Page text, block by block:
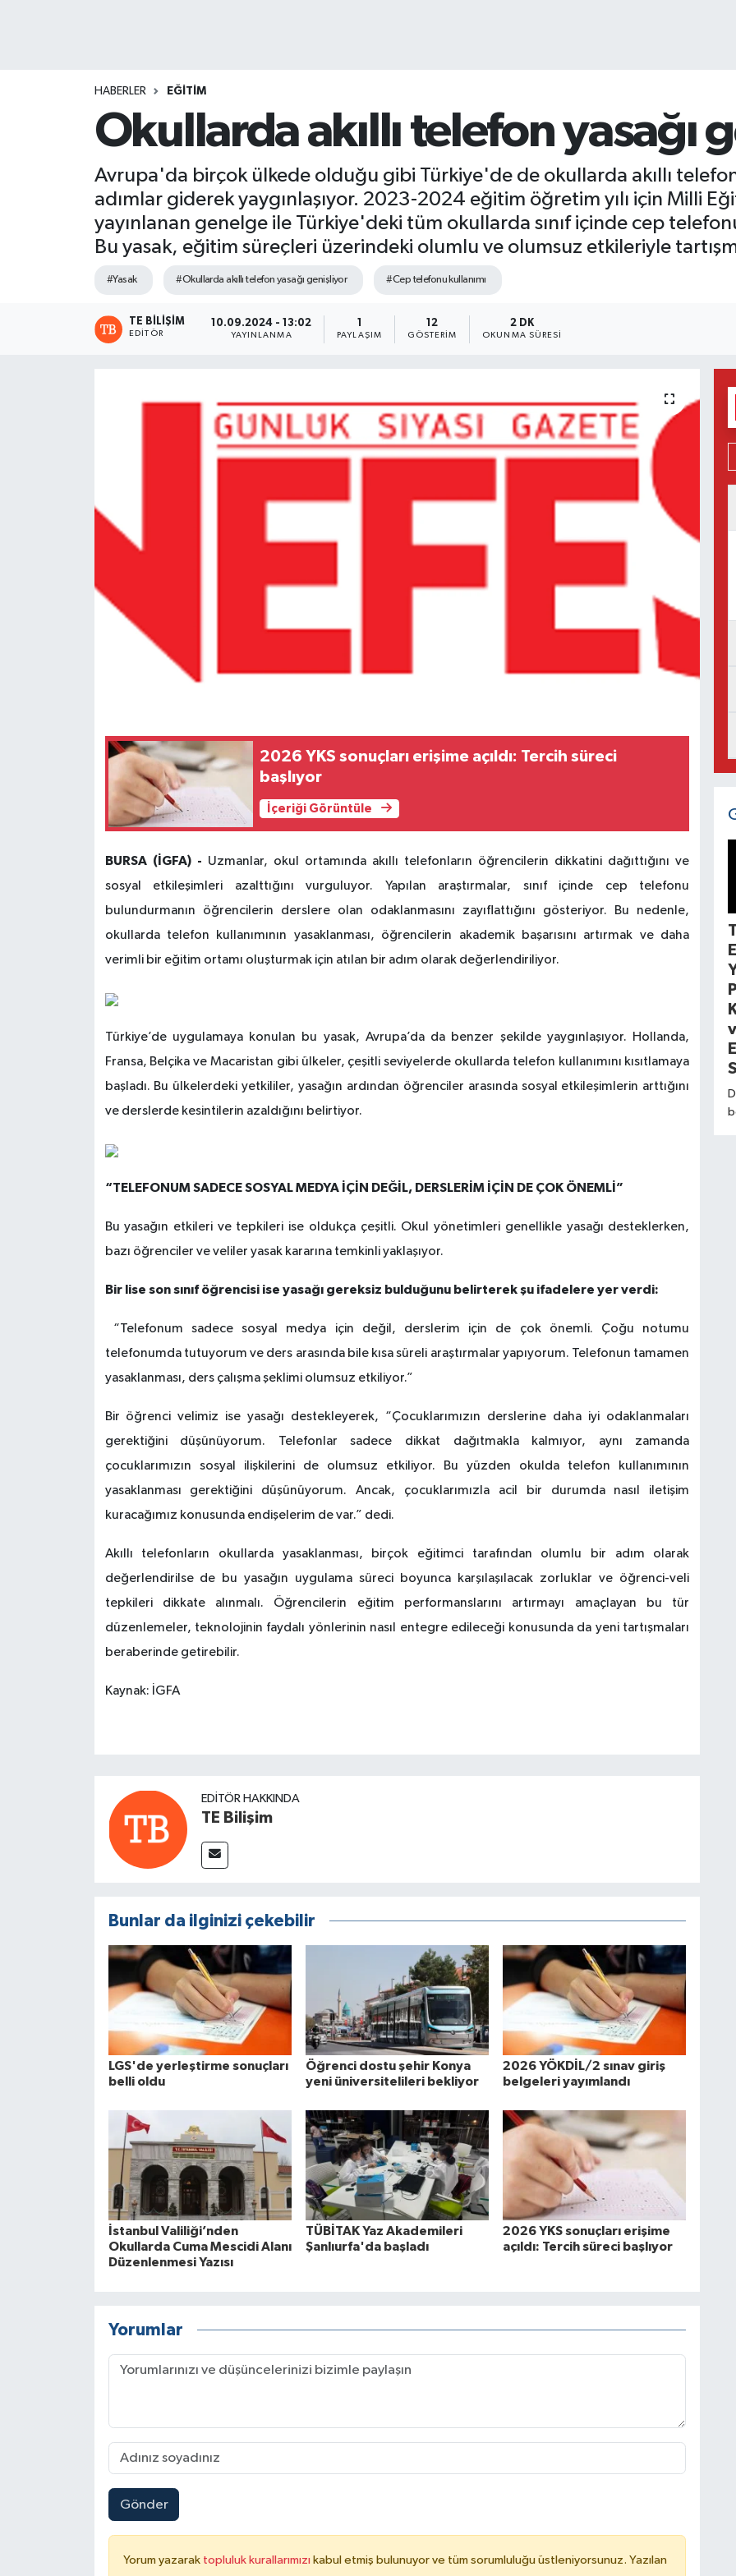
HABERLER EĞİTİM
Okullarda akıllı telefon yasağı
Avrupa'da birçok ülkede olduğu gibi Türkiye'de de okullarda akıllı
adımlar giderek yaygınlaşıyor. 2023-2024 eğitim öğretim yılı için Milli
yayınlanan genelge ile Türkiye'deki tüm okullarda sınıf içinde cep
Bu yasak, eğitim süreçleri üzerindeki olumlu ve olumsuz etkileriyle
#Yasak #Okullarda akıllı telefon yasağı genişliyor #Cep telefonu kullanımı
TE BILIŞIM
EDITÖR
10.09.2024 - 13:02
YAYINLANMA PAYLAŞIM
12
GÖSTERIM
2 DK
OKUNMA SÜRESI
2026 YKS sonuçları erişime açıldı: Tercih süreci
başlıyor
İçeriği Görüntüle
BURSA (İGFA) - Uzmanlar, okul ortamında akıllı telefonların öğrencilerin dikkatini dağıttığını ve
sosyal etkileşimleri azalttığını vurguluyor. Yapılan araştırmalar, sınıf içinde cep telefonu
bulundurmanın öğrencilerin derslere olan odaklanmasını zayıflattığını gösteriyor. Bu nedenle,
okullarda telefon kullanımının yasaklanması, öğrencilerin akademik başarısını artırmak ve daha
verimli bir eğitim ortamı oluşturmak için atılan bir adım olarak değerlendiriliyor.
Türkiye’de uygulamaya konulan bu yasak, Avrupa’da da benzer şekilde yaygınlaşıyor. Hollanda,
Fransa, Belçika ve Macaristan gibi ülkeler, çeşitli seviyelerde okullarda telefon kullanımını kısıtlamaya
başladı. Bu ülkelerdeki yetkililer, yasağın ardından öğrenciler arasında sosyal etkileşimlerin arttığını
ve derslerde kesintilerin azaldığını belirtiyor.
“TELEFONUM SADECE SOSYAL MEDYA İÇİN DEĞİL, DERSLERİM İÇİN DE ÇOK ÖNEMLİ”
Bu yasağın etkileri ve tepkileri ise oldukça çeşitli. Okul yönetimleri genellikle yasağı desteklerken,
bazı öğrenciler ve veliler yasak kararına temkinli yaklaşıyor.
Bir lise son sınıf öğrencisi ise yasağı gereksiz bulduğunu belirterek şu ifadelere yer verdi:
“Telefonum sadece sosyal medya için değil, derslerim için de çok önemli. Çoğu notumu
telefonumda tutuyorum ve ders arasında bile kısa süreli araştırmalar yapıyorum. Telefonun tamamen
yasaklanması, ders çalışma şeklimi olumsuz etkiliyor.”
Bir öğrenci velimiz ise yasağı destekleyerek, “Çocuklarımızın derslerine daha iyi odaklanmaları
gerektiğini düşünüyorum. Telefonlar sadece dikkat dağıtmakla kalmıyor, aynı zamanda
çocuklarımızın sosyal ilişkilerini de olumsuz etkiliyor. Bu yüzden okulda telefon kullanımının
yasaklanması gerektiğini düşünüyorum. Ancak, çocuklarımızla acil bir durumda nasıl iletişim
kuracağımız konusunda endişelerim de var.” dedi.
Akıllı telefonların okullarda yasaklanması, birçok eğitimci tarafından olumlu bir adım olarak
değerlendirilse de bu yasağın uygulama süreci boyunca karşılaşılacak zorluklar ve öğrenci-veli
tepkileri dikkate alınmalı. Öğrencilerin eğitim performanslarını artırmayı amaçlayan bu tür
düzenlemeler, teknolojinin faydalı yönlerinin nasıl entegre edileceği konusunda da yeni tartışmaları
beraberinde getirebilir.
Kaynak: İGFA
EDITÖR HAKKINDA
TE Bilişim
Bunlar da ilginizi çekebilir
LGS'de yerleştirme sonuçları
belli oldu
Öğrenci dostu şehir Konya
yeni üniversitelileri bekliyor
2026 YÖKDİL/2 sınav giriş
belgeleri yayımlandı
İstanbul Valiliği’nden
Okullarda Cuma Mescidi Alanı
Düzenlenmesi Yazısı
TÜBİTAK Yaz Akademileri
Şanlıurfa'da başladı
2026 YKS sonuçları erişime
açıldı: Tercih süreci başlıyor
Yorumlar
Gönder
Yorum yazarak topluluk kurallarımızı kabul etmiş bulunuyor ve tüm sorumluluğu üstleniyorsunuz. Yazılan